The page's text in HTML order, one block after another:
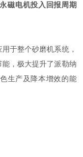
磁电机投入回报周期
于整个砂磨机系统，
，极大提升了派勒纳
生产及降本增效的能